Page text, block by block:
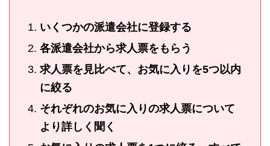
いくつかの派遣会社に登録する
各派遣会社から求人票をもらう
求人票を見比べて、お気に入りを5つ以内
に絞る
それぞれのお気に入りの求人票について
より詳しく聞く